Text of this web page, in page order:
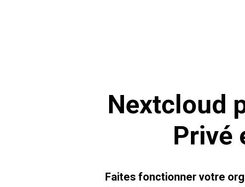
Nextcloud
Privé
Faites fonctionner votre